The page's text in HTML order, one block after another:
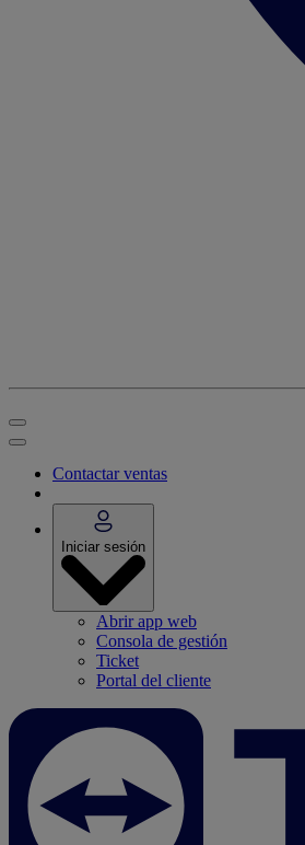
Contactar ventas
Iniciar sesión
Abrir app web
Consola de gestión
Ticket
Portal del cliente